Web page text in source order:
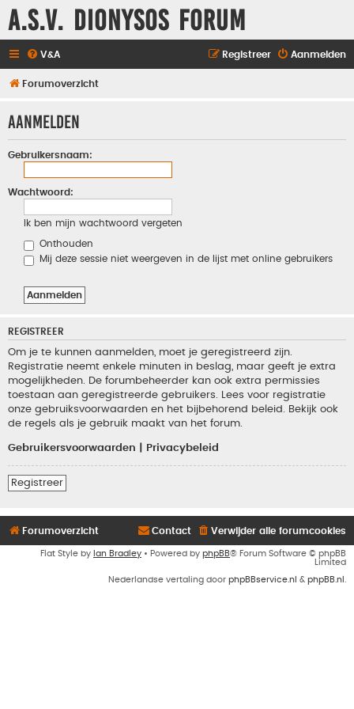
A.S.V. Dionysos Forum
V&A Aanmelden
Registreer
Forumoverzicht
Aanmelden
Gebruikersnaam:
Wachtwoord:
Ik ben mijn wachtwoord vergeten
Onthouden
Mij deze sessie niet weergeven in de lijst met online gebruikers
REGISTREER
Om je te kunnen aanmelden, moet je geregistreerd zijn.
Registratie neemt enkele minuten in beslag, maar geeft je extra
mogelijkheden. De forumbeheerder kan ook extra permissies
toestaan aan geregistreerde gebruikers. Lees voor registratie
onze gebruiksvoorwaarden en het bijbehorend beleid. Bekijk ook
de regels als je gebruik maakt van het forum.
Gebruikersvoorwaarden Privacybeleid
Registreer
Forumoverzicht Verwijder alle forumcookies
Contact
Flat Style by Ian Bradley • Powered by phpBB® Forum Software © phpBB
Limited
Nederlandse vertaling door phpBBservice.nl & phpBB.nl .